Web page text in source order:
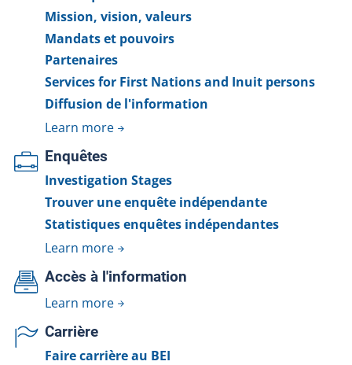
Mission, vision, valeurs
Mandats et pouvoirs
Partenaires
Services for First Nations and Inuit persons
Diffusion de l'information
Learn more
Enquêtes
Investigation Stages
Trouver une enquête indépendante
Statistiques enquêtes indépendantes
Learn more
Accès à l'information
Learn more
Carrière
Faire carrière au BEI